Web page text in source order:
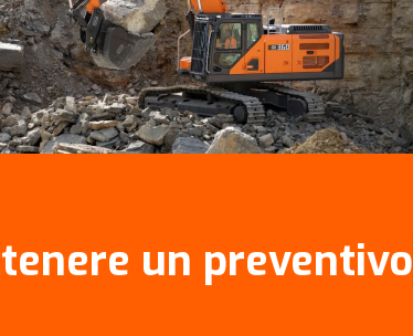
un preventivo